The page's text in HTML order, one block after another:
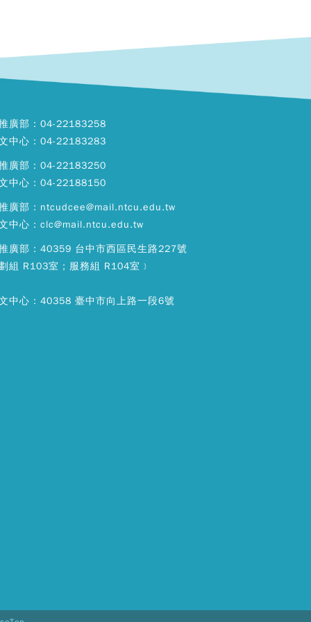
廣部：04-22183258
中心：04-22183283
廣部：04-22183250
中心：04-22188150
廣部：ntcudcee@mail.ntcu.edu.tw
中心：clc@mail.ntcu.edu.tw
廣部：40359 台中市西區民生路227號
組 R103室；服務組 R104室﹞
中心：40358 臺中市向上路一段6號